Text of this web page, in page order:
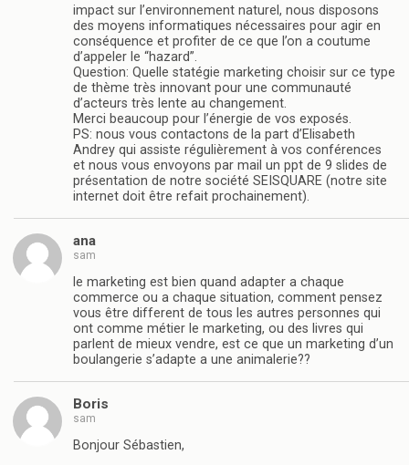
impact sur l’environnement naturel, nous disposons
des moyens informatiques nécessaires pour agir en
conséquence et profiter de ce que l’on a coutume
d’appeler le “hazard”.
Question: Quelle statégie marketing choisir sur ce type
de thème très innovant pour une communauté
d’acteurs très lente au changement.
Merci beaucoup pour l’énergie de vos exposés.
PS: nous vous contactons de la part d’Elisabeth
Andrey qui assiste régulièrement à vos conférences
et nous vous envoyons par mail un ppt de 9 slides de
présentation de notre société SEISQUARE (notre site
internet doit être refait prochainement).
ana
sam
le marketing est bien quand adapter a chaque
commerce ou a chaque situation, comment pensez
vous être different de tous les autres personnes qui
ont comme métier le marketing, ou des livres qui
parlent de mieux vendre, est ce que un marketing d’un
boulangerie s’adapte a une animalerie??
Boris
sam
Bonjour Sébastien,